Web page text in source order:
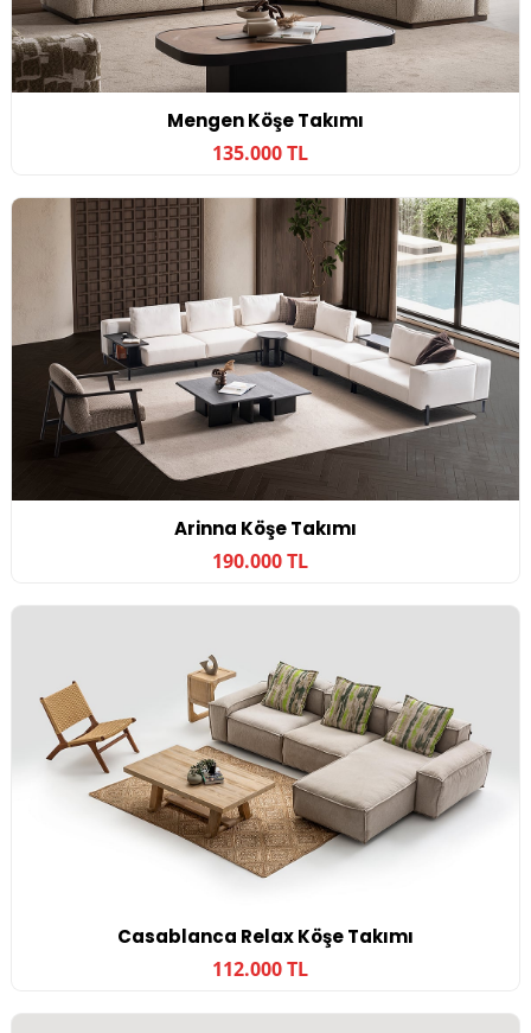
Mengen Köşe Takımı
135.000 TL
Arinna Köşe Takımı
190.000 TL
Casablanca Relax Köşe Takımı
112.000 TL